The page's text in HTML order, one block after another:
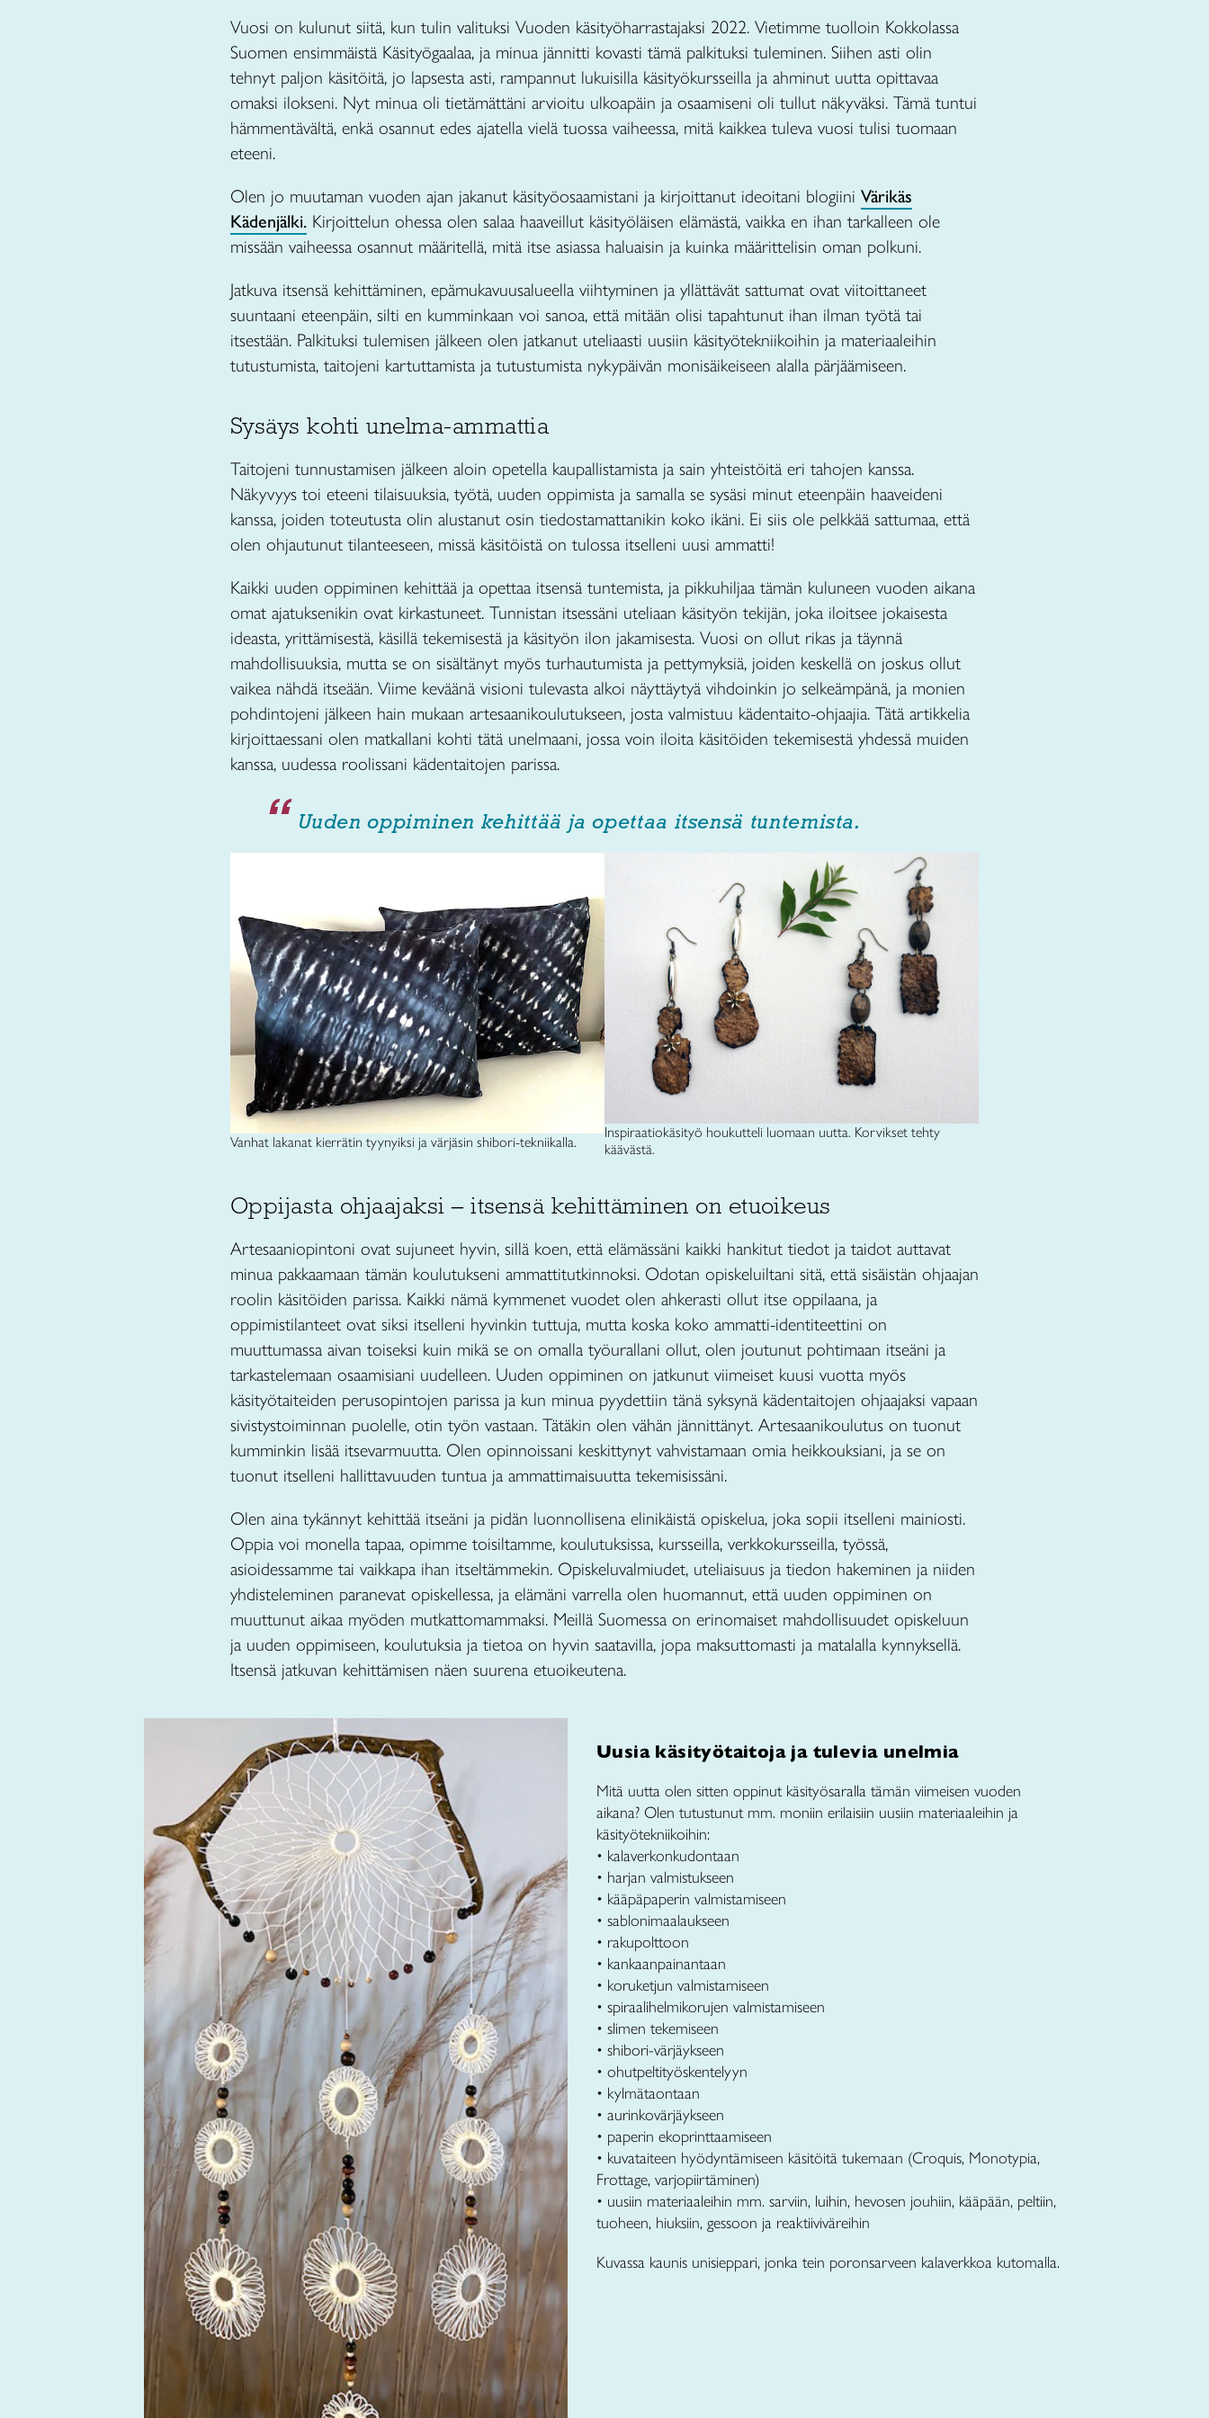
Vuosi on kulunut siitä, kun tulin valituksi Vuoden käsityöharrastajaksi 2022. Vietimme tuolloin Kokkolassa
Suomen ensimmäistä Käsityögaalaa, ja minua jännitti kovasti tämä palkituksi tuleminen. Siihen asti olin
tehnyt paljon käsitöitä, jo lapsesta asti, rampannut lukuisilla käsityökursseilla ja ahminut uutta opittavaa
omaksi ilokseni. Nyt minua oli tietämättäni arvioitu ulkoapäin ja osaamiseni oli tullut näkyväksi. Tämä tuntui
hämmentävältä, enkä osannut edes ajatella vielä tuossa vaiheessa, mitä kaikkea tuleva vuosi tulisi tuomaan
eteeni.
Olen jo muutaman vuoden ajan jakanut käsityöosaamistani ja kirjoittanut ideoitani blogiini Värikäs
Kädenjälki. Kirjoittelun ohessa olen salaa haaveillut käsityöläisen elämästä, vaikka en ihan tarkalleen ole
missään vaiheessa osannut määritellä, mitä itse asiassa haluaisin ja kuinka määrittelisin oman polkuni.
Jatkuva itsensä kehittäminen, epämukavuusalueella viihtyminen ja yllättävät sattumat ovat viitoittaneet
suuntaani eteenpäin, silti en kumminkaan voi sanoa, että mitään olisi tapahtunut ihan ilman työtä tai
itsestään. Palkituksi tulemisen jälkeen olen jatkanut uteliaasti uusiin käsityötekniikoihin ja materiaaleihin
tutustumista, taitojeni kartuttamista ja tutustumista nykypäivän monisäikeiseen alalla pärjäämiseen.
Sysäys kohti unelma-ammattia
Taitojeni tunnustamisen jälkeen aloin opetella kaupallistamista ja sain yhteistöitä eri tahojen kanssa.
Näkyvyys toi eteeni tilaisuuksia, työtä, uuden oppimista ja samalla se sysäsi minut eteenpäin haaveideni
kanssa, joiden toteutusta olin alustanut osin tiedostamattanikin koko ikäni. Ei siis ole pelkkää sattumaa, että
olen ohjautunut tilanteeseen, missä käsitöistä on tulossa itselleni uusi ammatti!
Kaikki uuden oppiminen kehittää ja opettaa itsensä tuntemista, ja pikkuhiljaa tämän kuluneen vuoden aikana
omat ajatuksenikin ovat kirkastuneet. Tunnistan itsessäni uteliaan käsityön tekijän, joka iloitsee jokaisesta
ideasta, yrittämisestä, käsillä tekemisestä ja käsityön ilon jakamisesta. Vuosi on ollut rikas ja täynnä
mahdollisuuksia, mutta se on sisältänyt myös turhautumista ja pettymyksiä, joiden keskellä on joskus ollut
vaikea nähdä itseään. Viime keväänä visioni tulevasta alkoi näyttäytyä vihdoinkin jo selkeämpänä, ja monien
pohdintojeni jälkeen hain mukaan artesaanikoulutukseen, josta valmistuu kädentaito-ohjaajia. Tätä artikkelia
kirjoittaessani olen matkallani kohti tätä unelmaani, jossa voin iloita käsitöiden tekemisestä yhdessä muiden
kanssa, uudessa roolissani kädentaitojen parissa.
Uuden oppiminen kehittää ja opettaa itsensä tuntemista.
Vanhat lakanat kierrätin tyynyiksi ja värjäsin shibori-tekniikalla.
Inspiraatiokäsityö houkutteli luomaan uutta. Korvikset tehty
käävästä.
Oppijasta ohjaajaksi – itsensä kehittäminen on etuoikeus
Artesaaniopintoni ovat sujuneet hyvin, sillä koen, että elämässäni kaikki hankitut tiedot ja taidot auttavat
minua pakkaamaan tämän koulutukseni ammattitutkinnoksi. Odotan opiskeluiltani sitä, että sisäistän ohjaajan
roolin käsitöiden parissa. Kaikki nämä kymmenet vuodet olen ahkerasti ollut itse oppilaana, ja
oppimistilanteet ovat siksi itselleni hyvinkin tuttuja, mutta koska koko ammatti-identiteettini on
muuttumassa aivan toiseksi kuin mikä se on omalla työurallani ollut, olen joutunut pohtimaan itseäni ja
tarkastelemaan osaamisiani uudelleen. Uuden oppiminen on jatkunut viimeiset kuusi vuotta myös
käsityötaiteiden perusopintojen parissa ja kun minua pyydettiin tänä syksynä kädentaitojen ohjaajaksi vapaan
sivistystoiminnan puolelle, otin työn vastaan. Tätäkin olen vähän jännittänyt. Artesaanikoulutus on tuonut
kumminkin lisää itsevarmuutta. Olen opinnoissani keskittynyt vahvistamaan omia heikkouksiani, ja se on
tuonut itselleni hallittavuuden tuntua ja ammattimaisuutta tekemisissäni.
Olen aina tykännyt kehittää itseäni ja pidän luonnollisena elinikäistä opiskelua, joka sopii itselleni mainiosti.
Oppia voi monella tapaa, opimme toisiltamme, koulutuksissa, kursseilla, verkkokursseilla, työssä,
asioidessamme tai vaikkapa ihan itseltämmekin. Opiskeluvalmiudet, uteliaisuus ja tiedon hakeminen ja niiden
yhdisteleminen paranevat opiskellessa, ja elämäni varrella olen huomannut, että uuden oppiminen on
muuttunut aikaa myöden mutkattomammaksi. Meillä Suomessa on erinomaiset mahdollisuudet opiskeluun
ja uuden oppimiseen, koulutuksia ja tietoa on hyvin saatavilla, jopa maksuttomasti ja matalalla kynnyksellä.
Itsensä jatkuvan kehittämisen näen suurena etuoikeutena.
Uusia käsityötaitoja ja tulevia unelmia
Mitä uutta olen sitten oppinut käsityösaralla tämän viimeisen vuoden
aikana? Olen tutustunut mm. moniin erilaisiin uusiin materiaaleihin ja
käsityötekniikoihin:
• kalaverkonkudontaan
• harjan valmistukseen
• kääpäpaperin valmistamiseen
• sablonimaalaukseen
• rakupolttoon
• kankaanpainantaan
• koruketjun valmistamiseen
• spiraalihelmikorujen valmistamiseen
• slimen tekemiseen
• shibori-värjäykseen
• ohutpeltityöskentelyyn
• kylmätaontaan
• aurinkovärjäykseen
• paperin ekoprinttaamiseen
• kuvataiteen hyödyntämiseen käsitöitä tukemaan (Croquis, Monotypia,
Frottage, varjopiirtäminen)
• uusiin materiaaleihin mm. sarviin, luihin, hevosen jouhiin, kääpään, peltiin,
tuoheen, hiuksiin, gessoon ja reaktiiviväreihin
Kuvassa kaunis unisieppari, jonka tein poronsarveen kalaverkkoa kutomalla.